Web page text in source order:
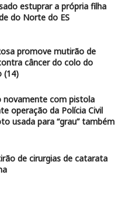
estuprar a própria filha
do Norte do ES
promove mutirão de
câncer do colo do
(14)
novamente com pistola
operação da Polícia Civil
usada para “grau” também
de cirurgias de catarata